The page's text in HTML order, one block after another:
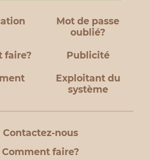
Mot de passe
oublié?
faire? Publicité
Exploitant du
système
Contactez-nous
Comment faire?